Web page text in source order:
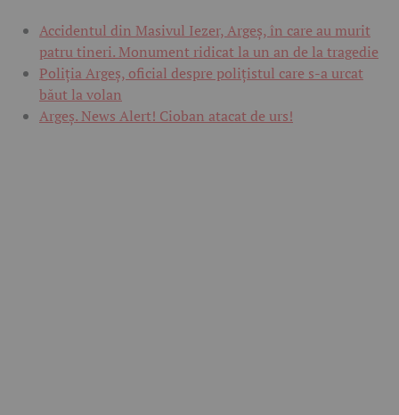
Accidentul din Masivul Iezer, Argeș, în care au murit
patru tineri. Monument ridicat la un an de la tragedie
Poliția Argeș, oficial despre polițistul care s-a urcat
băut la volan
Argeş. News Alert! Cioban atacat de urs!